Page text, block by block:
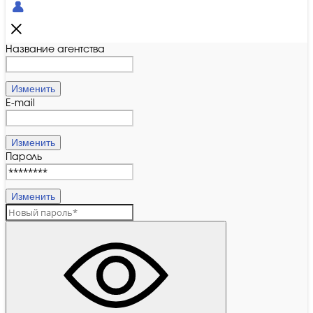
Название агентства
Изменить
E-mail
Изменить
Пароль
Изменить